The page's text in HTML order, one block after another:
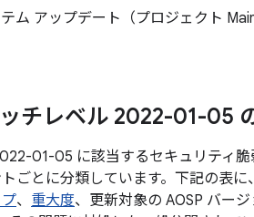
ム アップデート（プロジェクト
チレベル 2022-01-05
01-05 に該当するセキュリティ
ごとに分類しています。下記の表
、 重大度、更新対象の AOSP バー